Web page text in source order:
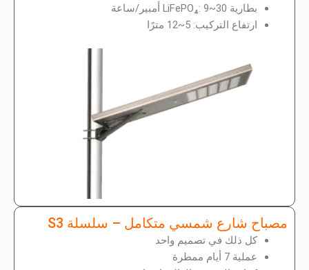
بطارية LiFePO₄: 9~30 أمبير/ساعة
ارتفاع التركيب: 5~12 مترًا
مصباح شارع شمسي متكامل – سلسلة S3
كل ذلك في تصميم واحد
عملية 7 أيام ممطرة